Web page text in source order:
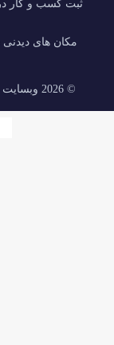
ثبت کسب و کار در
مکان های دیدنی
© 2026 وبسایت رسمی نازنین بهرامی ، ساخته شده با عشق.